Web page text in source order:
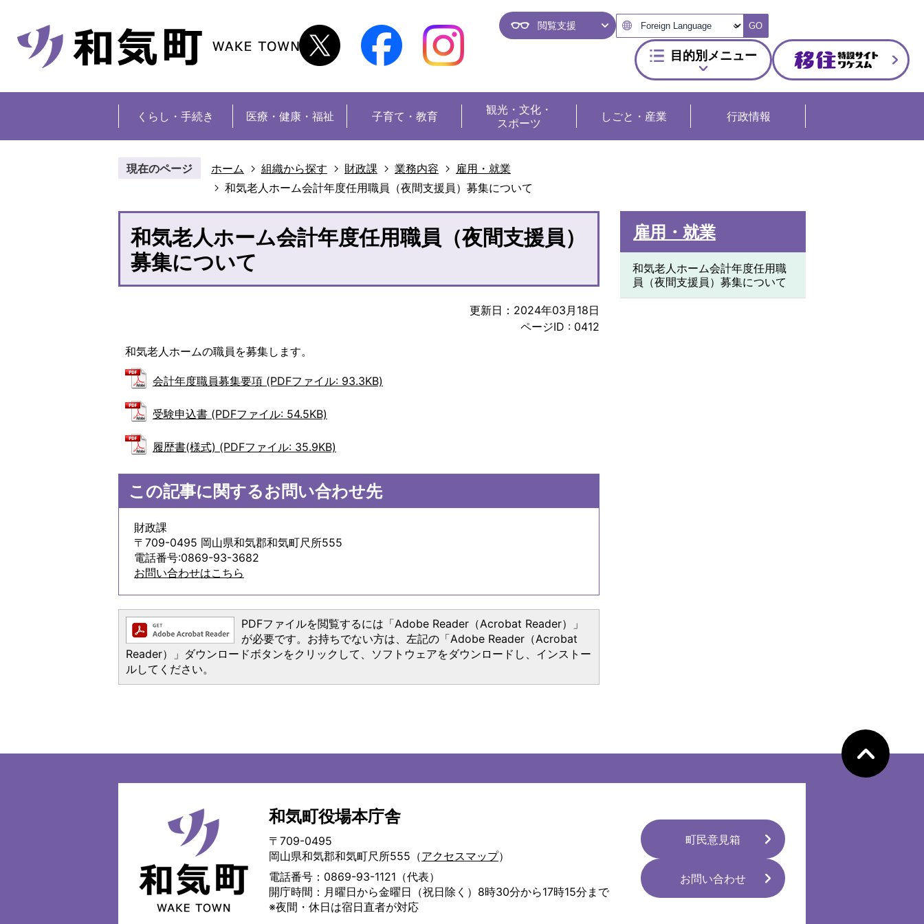
閲覧支援 GO
目的別メニュー
くらし・手続き 医療・健康・福祉 子育て・教育 観光・文化・
スポーツ
しごと・産業 行政情報
現在のページ ホーム 組織から探す 財政課 業務内容
雇用・就業
和気老人ホーム会計年度任用職員（夜間支援員）募集について
和気老人ホーム会計年度任用職員（夜間支援員）
募集について
更新日：2024年03月18日
ページID : 0412
和気老人ホームの職員を募集します。
会計年度職員募集要項 (PDFファイル: 93.3KB)
受験申込書 (PDFファイル: 54.5KB)
履歴書(様式) (PDFファイル: 35.9KB)
この記事に関するお問い合わせ先
財政課
〒709-0495 岡山県和気郡和気町尺所555
電話番号:0869-93-3682
お問い合わせはこちら
PDFファイルを閲覧するには「Adobe Reader（Acrobat Reader）」
が必要です。お持ちでない方は、左記の「Adobe Reader（Acrobat
Reader）」ダウンロードボタンをクリックして、ソフトウェアをダウンロードし、インストー
ルしてください。
雇用・就業
和気老人ホーム会計年度任用職
員（夜間支援員）募集について
ペ
ー
ジ
WAKE
TOWN
和気町役場本庁舎
〒709-0495
岡山県和気郡和気町尺所555（アクセスマップ）
電話番号：0869-93-1121（代表）
開庁時間：月曜日から金曜日（祝日除く）8時30分から17時15分まで
※夜間・休日は宿日直者が対応
町民意見箱
お問い合わせ